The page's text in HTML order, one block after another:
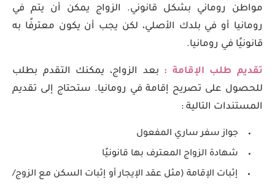
مواطن روماني بشكل قانوني. الزواج يمكن أن يتم في
رومانيا أو في بلدك الأصلي، لكن يجب أن يكون معترفًا به
قانونيًا في رومانيا.
تقديم طلب الإقامة : بعد الزواج، يمكنك التقدم بطلب
للحصول على تصريح إقامة في رومانيا. ستحتاج إلى تقديم
المستندات التالية :
جواز سفر ساري المفعول
شهادة الزواج المعترف بها قانونيًا
إثبات الإقامة (مثل عقد الإيجار أو إثبات السكن مع الزوج/